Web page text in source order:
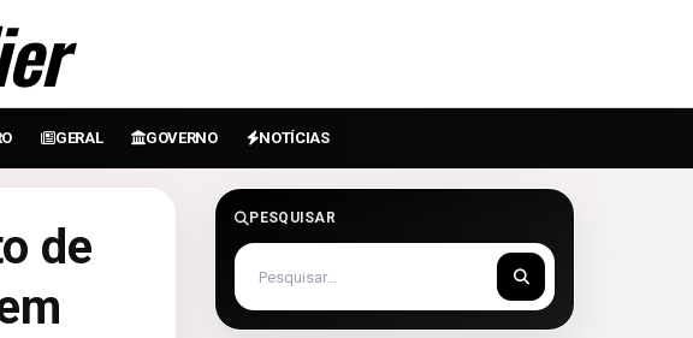
GERAL GOVERNO NOTÍCIAS
de
PESQUISAR